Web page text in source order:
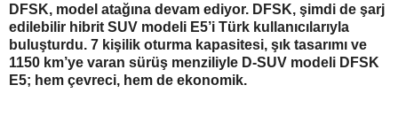
DFSK, model atağına devam ediyor. DFSK, şimdi de şarj
edilebilir hibrit SUV modeli E5’i Türk kullanıcılarıyla
buluşturdu. 7 kişilik oturma kapasitesi, şık tasarımı ve
1150 km’ye varan sürüş menziliyle D-SUV modeli DFSK
E5; hem çevreci, hem de ekonomik.